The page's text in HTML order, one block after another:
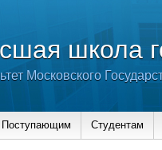
школа
Московского
Поступающим Студентам